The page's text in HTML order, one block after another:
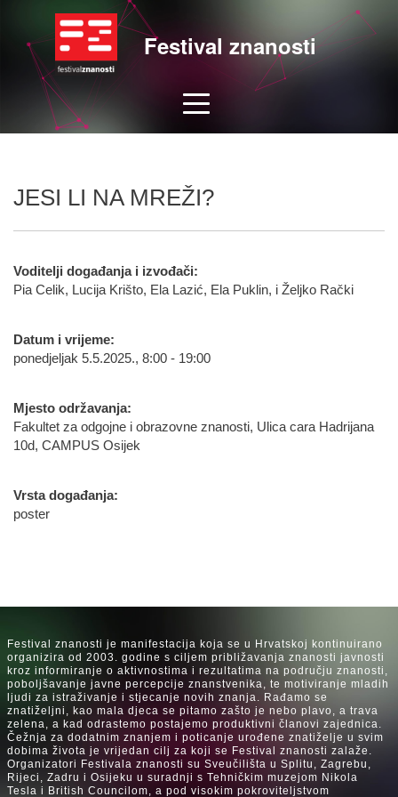
Festival znanosti
JESI LI NA MREŽI?
Voditelji događanja i izvođači:
Pia Celik, Lucija Krišto, Ela Lazić, Ela Puklin, i Željko Rački
Datum i vrijeme:
ponedjeljak 5.5.2025., 8:00 - 19:00
Mjesto održavanja:
Fakultet za odgojne i obrazovne znanosti, Ulica cara Hadrijana
10d, CAMPUS Osijek
Vrsta događanja:
poster
Festival znanosti je manifestacija koja se u Hrvatskoj kontinuirano
organizira od 2003. godine s ciljem približavanja znanosti javnosti
kroz informiranje o aktivnostima i rezultatima na području znanosti,
poboljšavanje javne percepcije znanstvenika, te motiviranje mladih
ljudi za istraživanje i stjecanje novih znanja. Rađamo se
znatiželjni, kao mala djeca se pitamo zašto je nebo plavo, a trava
zelena, a kad odrastemo postajemo produktivni članovi zajednica.
Čežnja za dodatnim znanjem i poticanje urođene znatiželje u svim
dobima života je vrijedan cilj za koji se Festival znanosti zalaže.
Organizatori Festivala znanosti su Sveučilišta u Splitu, Zagrebu,
Rijeci, Zadru i Osijeku u suradnji s Tehničkim muzejom Nikola
Tesla i British Councilom, a pod visokim pokroviteljstvom